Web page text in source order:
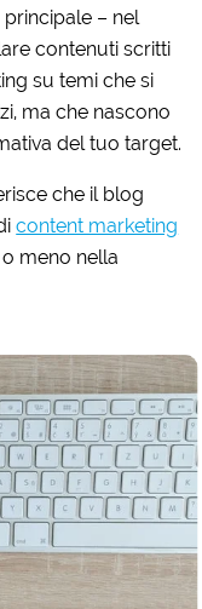
– nel
contenuti scritti
su temi che si
ma che nascono
del tuo target.
che il blog
content marketing
meno nella